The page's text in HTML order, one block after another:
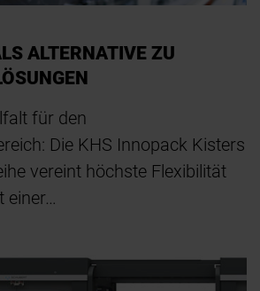
ALTERNATIVE ZU
für den
Die KHS Innopack Kisters
vereint höchste Flexibilität
einer…